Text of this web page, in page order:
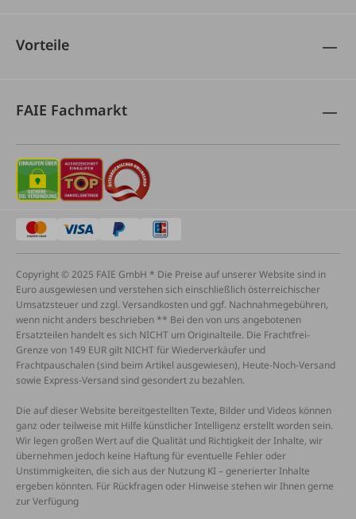
Vorteile
FAIE Fachmarkt
Copyright © 2025 FAIE GmbH * Die Preise auf unserer Website sind in
Euro ausgewiesen und verstehen sich einschließlich österreichischer
Umsatzsteuer und zzgl. Versandkosten und ggf. Nachnahmegebühren,
wenn nicht anders beschrieben ** Bei den von uns angebotenen
Ersatzteilen handelt es sich NICHT um Originalteile. Die Frachtfrei-
Grenze von 149 EUR gilt NICHT für Wiederverkäufer und
Frachtpauschalen (sind beim Artikel ausgewiesen), Heute-Noch-Versand
sowie Express-Versand sind gesondert zu bezahlen.
Die auf dieser Website bereitgestellten Texte, Bilder und Videos können
ganz oder teilweise mit Hilfe künstlicher Intelligenz erstellt worden sein.
Wir legen großen Wert auf die Qualität und Richtigkeit der Inhalte, wir
übernehmen jedoch keine Haftung für eventuelle Fehler oder
Unstimmigkeiten, die sich aus der Nutzung KI – generierter Inhalte
ergeben könnten. Für Rückfragen oder Hinweise stehen wir Ihnen gerne
zur Verfügung